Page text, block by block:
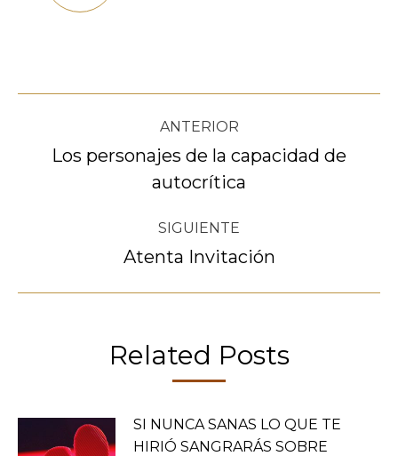
Navegación
entre
publicaciones
ANTERIOR
Publicación
anterior:
Los personajes de la capacidad de
autocrítica
SIGUIENTE
Publicación
Atenta Invitación
Related Posts
SI NUNCA SANAS LO QUE TE
HIRIÓ SANGRARÁS SOBRE